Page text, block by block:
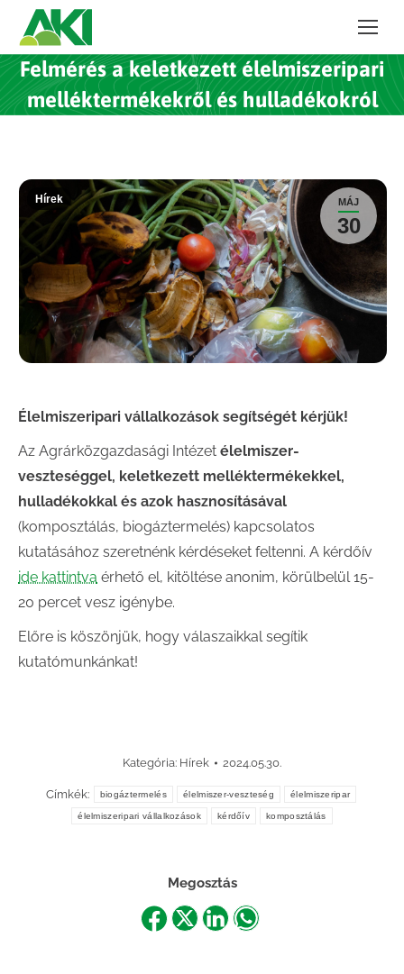
Felmérés a keletkezett élelmiszeripari
melléktermékekről és hulladékokról
MÁJ
30
Hírek
Élelmiszeripari vállalkozások segítségét kérjük!
Az Agrárközgazdasági Intézet élelmiszer-
veszteséggel, keletkezett melléktermékekkel,
hulladékokkal és azok hasznosításával
(komposztálás, biogáztermelés) kapcsolatos
kutatásához szeretnénk kérdéseket feltenni. A kérdőív
ide kattintva érhető el, kitöltése anonim, körülbelül 15-
20 percet vesz igénybe.
Előre is köszönjük, hogy válaszaikkal segítik
kutatómunkánkat!
Kategória: Hírek 2024.05.30.
Címkék: biogáztermelés élelmiszer-veszteség élelmiszeripar
élelmiszeripari vállalkozások kérdőív komposztálás
Megosztás
ShareShareShareShare